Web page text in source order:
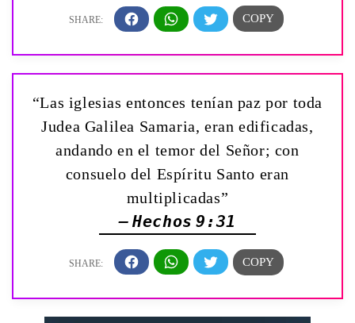
“Las iglesias entonces tenían paz por toda
Judea Galilea Samaria, eran edificadas,
andando en el temor del Señor; con
consuelo del Espíritu Santo eran
multiplicadas”
— Hechos 9:31